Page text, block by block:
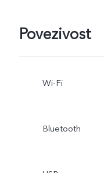
Povezivost
Wi-Fi
Bluetooth